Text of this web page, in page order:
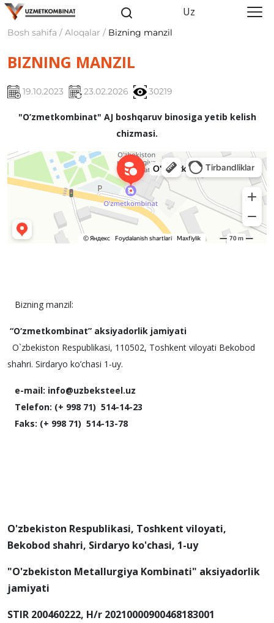
Uz
Bosh sahifa / Aloqalar / Bizning manzil
BIZNING MANZIL
19.10.2023 23.02.2026 30219
"O’zmetkombinat" AJ boshqaruv binosiga yetib kelish
chizmasi.
Bizning manzil:
“O‘zmetkombinat” aksiyadorlik jamiyati
O`zbekiston Respublikasi, 110502, Toshkent viloyati Bekobod
shahri. Sirdaryo ko’chasi 1-uy.
e-mail: info@uzbeksteel.uz
Telefon: (+ 998 71) 514-14-23
Faks: (+ 998 71) 514-13-78
O'zbekiston Respublikasi, Toshkent viloyati,
Bekobod shahri, Sirdaryo ko'chasi, 1-uy
"O'zbekiston Metallurgiya Kombinati" aksiyadorlik
jamiyati
STIR 200460222, H/r 20210000900468183001